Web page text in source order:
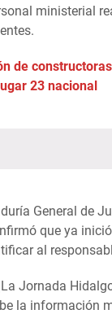
ministerial
de
23 nacional
General de
que ya
al
Jornada
la información